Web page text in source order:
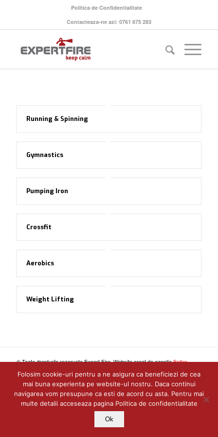
Politica de Confidentialitate
Contacteaza-ne azi: 0761 675 283
Running & Spinning
Gymnastics
Pumping Iron
Crossfit
Aerobics
Weight Lifting
© Toate drepturile rezervate Expert Fire. Website creat de agentiaBetter
Brands
Folosim cookie-uri pentru a ne asigura ca beneficiezi de cea
mai buna experienta pe website-ul nostru. Daca continui
navigarea vom presupune ca esti de acord cu asta. Pentru mai
multe detalii acceseaza pagina Politica de confidentialitate
Ok